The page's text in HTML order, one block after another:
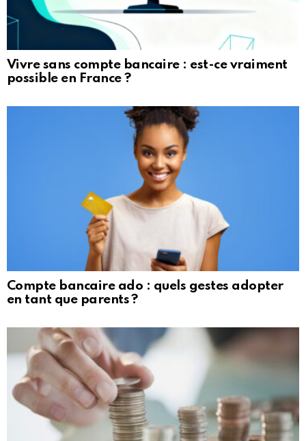
Vivre sans compte bancaire : est-ce vraiment
possible en France ?
Compte bancaire ado : quels gestes adopter
en tant que parents ?